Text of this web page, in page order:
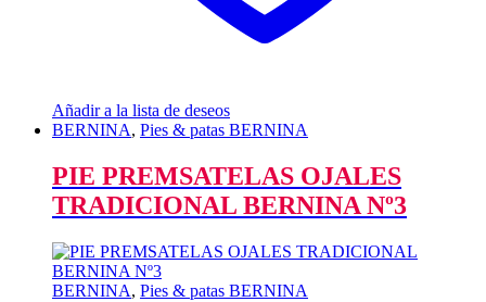
Añadir a la lista de deseos
BERNINA, Pies & patas BERNINA
PIE PREMSATELAS OJALES
TRADICIONAL BERNINA Nº3
BERNINA, Pies & patas BERNINA